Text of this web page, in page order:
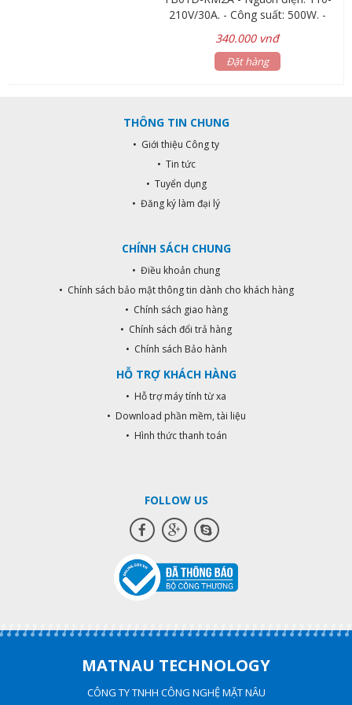
210V/30A. - Công suất: 500W. -
năng: Học lệnh nhận Remote điều
khiển. - Khoàng cách điều khiển: 30-
340.000 vnđ
Đặt hàng
THÔNG TIN CHUNG
• Giới thiệu Công ty
• Tin tức
• Tuyển dụng
• Đăng ký làm đại lý
CHÍNH SÁCH CHUNG
• Điều khoản chung
• Chính sách bảo mật thông tin dành cho khách hàng
• Chính sách giao hàng
• Chính sách đổi trả hàng
• Chính sách Bảo hành
HỖ TRỢ KHÁCH HÀNG
• Hỗ trợ máy tính từ xa
• Download phần mềm, tài liệu
• Hình thức thanh toán
FOLLOW US
MATNAU TECHNOLOGY
CÔNG TY TNHH CÔNG NGHỆ MẶT NÂU